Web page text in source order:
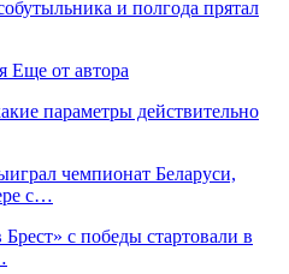
и полгода прятал
Еще от автора
параметры действительно
чемпионат Беларуси,
с…
с победы стартовали в